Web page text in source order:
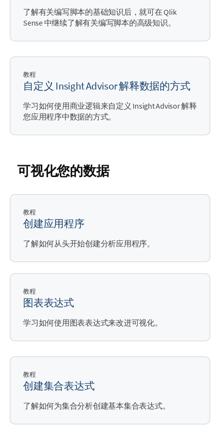
了解有关编写脚本的基础知识后，就可在Qlik
Sense中继续了解有关编写脚本的高级知识。
教程
自定义 Insight Advisor解释数据的方式
学习如何使用商业逻辑来自定义 Insight Advisor解释
您应用程序中数据的方式。
可视化您的数据
教程
创建应用程序
了解如何从头开始创建分析应用程序。
教程
图表表达式
学习如何使用图表表达式来改进可视化。
教程
创建集合表达式
了解如何为集合分析创建基本集合表达式。